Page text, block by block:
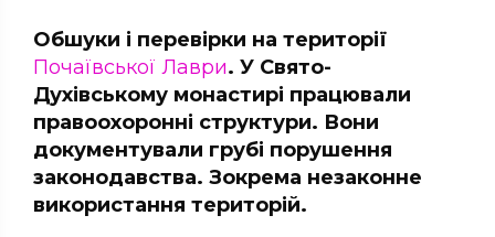
Обшуки і перевірки на території
Почаївської Лаври. У Свято-
Духівському монастирі працювали
правоохоронні структури. Вони
документували грубі порушення
законодавства. Зокрема незаконне
використання територій.